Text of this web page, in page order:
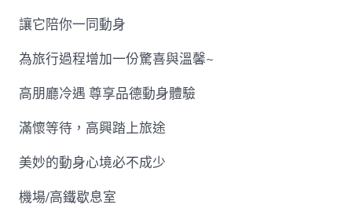
讓它陪你一同動身
為旅行過程增加一份驚喜與溫馨~
高朋廳冷遇 尊享品德動身體驗
滿懷等待，高興踏上旅途
美妙的動身心境必不成少
機場/高鐵歇息室